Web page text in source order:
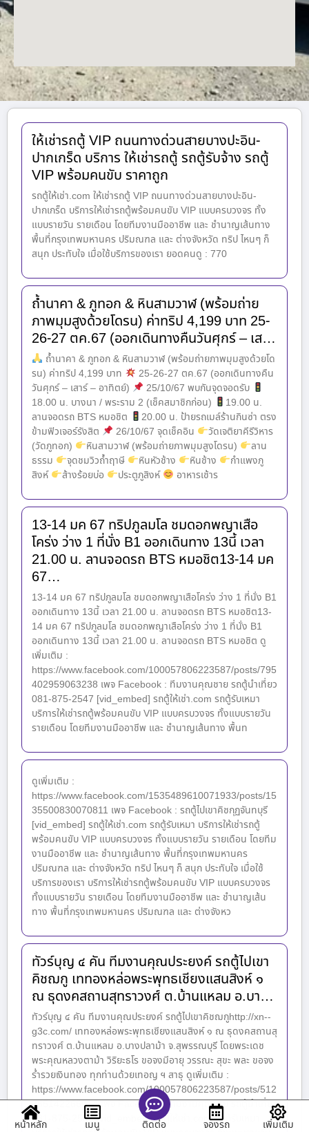
ให้เช่ารถตู้ VIP ถนนทางด่วนสายบางปะอิน-
ปากเกร็ด บริการ ให้เช่ารถตู้ รถตู้รับจ้าง รถตู้
VIP พร้อมคนขับ ราคาถูก
รถตู้ให้เช่า.com ให้เช่ารถตู้ VIP ถนนทางด่วนสายบางปะอิน-
ปากเกร็ด บริการให้เช่ารถตู้พร้อมคนขับ VIP แบบครบวงจร ทั้ง
แบบรายวัน รายเดือน โดยทีมงานมืออาชีพ และ ชำนาญเส้นทาง
พื้นที่กรุงเทพมหานคร ปริมณฑล และ ต่างจังหวัด ทริป ไหนๆ ก็
สนุก ประทับใจ เมื่อใช้บริการของเรา ยอดคนดู : 770
ถ้ำนาคา & ภูทอก & หินสามวาฬ (พร้อมถ่าย
ภาพมุมสูงด้วยโดรน) ค่าทริป 4,199 บาท 25-
26-27 ตค.67 (ออกเดินทางคืนวันศุกร์ – เส…
ถ้ำนาคา & ภูทอก & หินสามวาฬ (พร้อมถ่ายภาพมุมสูงด้วยโด
รน) ค่าทริป 4,199 บาท
25-26-27 ตค.67 (ออกเดินทางคืน
วันศุกร์ – เสาร์ – อาทิตย์)
25/10/67 พบกันจุดจอดรับ
18.00 น. บางนา / พระราม 2 (เช็คสมาชิกก่อน)
19.00 น.
ลานจอดรถ BTS หมอชิต
20.00 น. ป้ายรถเมล์ร้านกินซ่า ตรง
ข้ามฟิวเจอร์รังสิต
26/10/67 จุดเช็คอิน
วัดเจติยาคีรีวิหาร
(วัดภูทอก)
หินสามวาฬ (พร้อมถ่ายภาพมุมสูงโดรน)
ลาน
ธรรม
จุดชมวิวถ้ำฤาษี หินหัวช้าง หินช้าง
กำแพงภู
สิงห์
ส้างร้อยบ่อ ประตูภูสิงห์ อาหารเช้าร
13-14 มค 67 ทริปภูลมโล ชมดอกพญาเสือ
โคร่ง ว่าง 1 ที่นั่ง B1 ออกเดินทาง 13นี้ เวลา
21.00 น. ลานจอดรถ BTS หมอชิต13-14 มค
67…
13-14 มค 67 ทริปภูลมโล ชมดอกพญาเสือโคร่ง ว่าง 1 ที่นั่ง B1
ออกเดินทาง 13นี้ เวลา 21.00 น. ลานจอดรถ BTS หมอชิต13-
14 มค 67 ทริปภูลมโล ชมดอกพญาเสือโคร่ง ว่าง 1 ที่นั่ง B1
ออกเดินทาง 13นี้ เวลา 21.00 น. ลานจอดรถ BTS หมอชิต ดู
เพิ่มเติม :
https://www.facebook.com/100057806223587/posts/795
402959063238 เพจ Facebook : ทีมงานคุณชาย รถตู้นำเที่ยว
081-875-2547 [vid_embed] รถตู้ให้เช่า.com รถตู้รับเหมา
บริการให้เช่ารถตู้พร้อมคนขับ VIP แบบครบวงจร ทั้งแบบรายวัน
รายเดือน โดยทีมงานมืออาชีพ และ ชำนาญเส้นทาง พื้นท
ดูเพิ่มเติม :
https://www.facebook.com/1535489610071933/posts/15
35500830070811 เพจ Facebook : รถตู้ไปเขาคิชกุฏจันทบุรี
[vid_embed] รถตู้ให้เช่า.com รถตู้รับเหมา บริการให้เช่ารถตู้
พร้อมคนขับ VIP แบบครบวงจร ทั้งแบบรายวัน รายเดือน โดยทีม
งานมืออาชีพ และ ชำนาญเส้นทาง พื้นที่กรุงเทพมหานคร
ปริมณฑล และ ต่างจังหวัด ทริป ไหนๆ ก็ สนุก ประทับใจ เมื่อใช้
บริการของเรา บริการให้เช่ารถตู้พร้อมคนขับ VIP แบบครบวงจร
ทั้งแบบรายวัน รายเดือน โดยทีมงานมืออาชีพ และ ชำนาญเส้น
ทาง พื้นที่กรุงเทพมหานคร ปริมณฑล และ ต่างจังหว
ทัวร์บุญ ๔ คัน ทีมงานคุณประยงค์ รถตู้ไปเขา
คิชฌกู เททองหล่อพระพุทธเชียงแสนสิงห์ ๑
ณ ธุดงคสถานสุทราวงศ์ ต.บ้านแหลม อ.บา…
ทัวร์บุญ ๔ คัน ทีมงานคุณประยงค์ รถตู้ไปเขาคิชฌกูhttp://xn--
g3c.com/ เททองหล่อพระพุทธเชียงแสนสิงห์ ๑ ณ ธุดงคสถานสุ
ทราวงศ์ ต.บ้านแหลม อ.บางปลาม้า จ.สุพรรณบุรี โดยพระเดช
พระคุณหลวงตาม้า วิริยะธโร ขอจงมีอายุ วรรณะ สุขะ พละ ขอจง
ร่ำรวยเงินทอง ทุกท่านด้วยเทอญ ฯ สาธุ ดูเพิ่มเติม :
https://www.facebook.com/100057806223587/posts/512
385142266054 เพจ Facebook : ทีมงานคุณชาย รถตู้นำเที่ยว
081-875-2547 [vid_embed] รถตู้ให้เช่า.com รถตู้รับเหมา
หน้าหลัก เมนู ติดต่อ จองรถ เพิ่มเติม